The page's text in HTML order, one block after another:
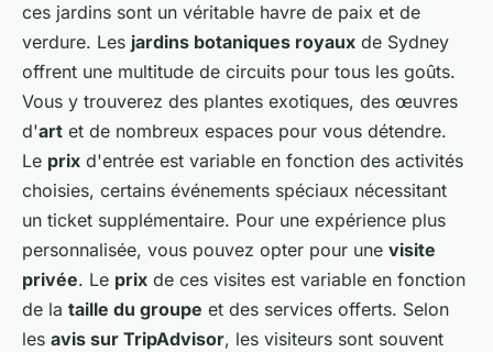
ces jardins sont un véritable havre de paix et de
verdure. Les jardins botaniques royaux de Sydney
offrent une multitude de circuits pour tous les goûts.
Vous y trouverez des plantes exotiques, des œuvres
d'art et de nombreux espaces pour vous détendre.
Le prix d'entrée est variable en fonction des activités
choisies, certains événements spéciaux nécessitant
un ticket supplémentaire. Pour une expérience plus
personnalisée, vous pouvez opter pour une visite
privée. Le prix de ces visites est variable en fonction
de la taille du groupe et des services offerts. Selon
les avis sur TripAdvisor, les visiteurs sont souvent